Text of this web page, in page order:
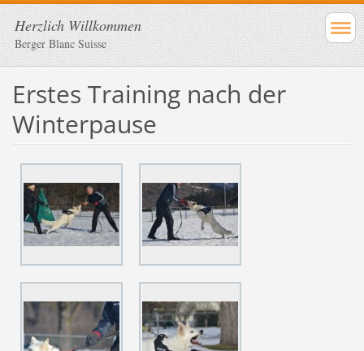
Herzlich Willkommen
Berger Blanc Suisse
Erstes Training nach der
Winterpause